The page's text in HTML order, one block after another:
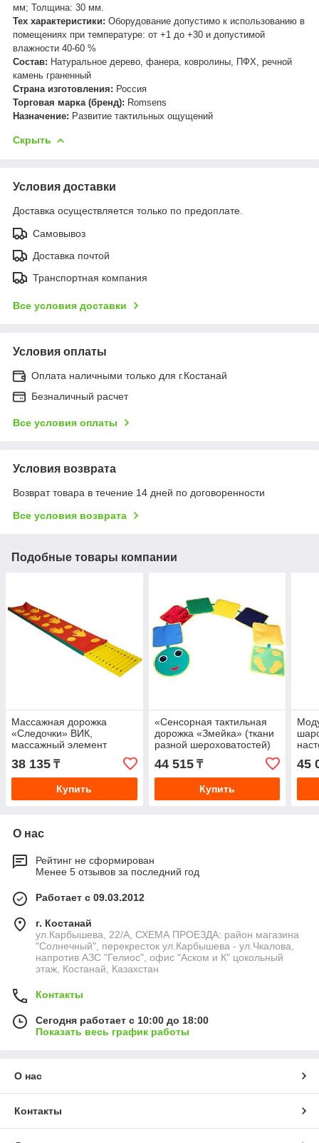
мм; Толщина: 30 мм.
Тех характеристики: Оборудование допустимо к использованию в
помещениях при температуре: от +1 до +30 и допустимой
влажности 40-60 %
Состав: Натуральное дерево, фанера, ковролины, ПФХ, речной
камень граненный
Страна изготовления: Россия
Торговая марка (бренд): Romsens
Назначение: Развитие тактильных ощущений
Скрыть
Условия доставки
Доставка осуществляется только по предоплате.
Самовывоз
Доставка почтой
Транспортная компания
Все условия доставки
Условия оплаты
Оплата наличными только для г.Костанай
Безналичный расчет
Все условия оплаты
Условия возврата
Возврат товара в течение 14 дней по договоренности
Все условия возврата
Подобные товары компании
Массажная дорожка
«Следочки» ВИК,
массажный элемент
38 135 ₸
Купить
«Сенсорная тактильная
дорожка «Змейка» (ткани
разной шероховатостей)
44 515₸
Купить
45
О нас
Рейтинг не сформирован
Менее 5 отзывов за последний год
Работает с 09.03.2012
г. Костанай
ул.Карбышева, 22/А, СХЕМА ПРОЕЗДА: район магазина
"Солнечный", перекресток ул.Карбышева - ул.Чкалова,
напротив АЗС "Гелиос", офис "Аском и К" цокольный
этаж, Костанай, Казахстан
Контакты
Сегодня работает с 10:00 до 18:00
Показать весь график работы
О нас
Контакты